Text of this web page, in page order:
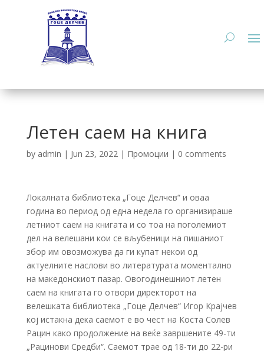
Летен саем на книга
by admin | Jun 23, 2022| Промоции | 0 comments
Локалната библиотека „Гоце Делчев“ и оваа
година во период од една недела го организираше
летниот саем на книгата и со тоа на поголемиот
дел на велешани кои се вљубеници на пишаниот
збор им овозможува да ги купат некои од
актуелните наслови во литературата моментално
на македонскиот пазар. Овогодинешниот летен
саем на книгата го отвори директорот на
велешката библиотека „Гоце Делчев“ Игор Крајчев
кој истакна дека саемот е во чест на Коста Солев
Рацин како продолжение на веќе завршените 49-ти
„Рацинови Средби“. Саемот трае од 18-ти до 22-ри